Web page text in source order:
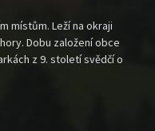
místům. Leží na okraji
Dobu založení obce
z 9. století svědčí o